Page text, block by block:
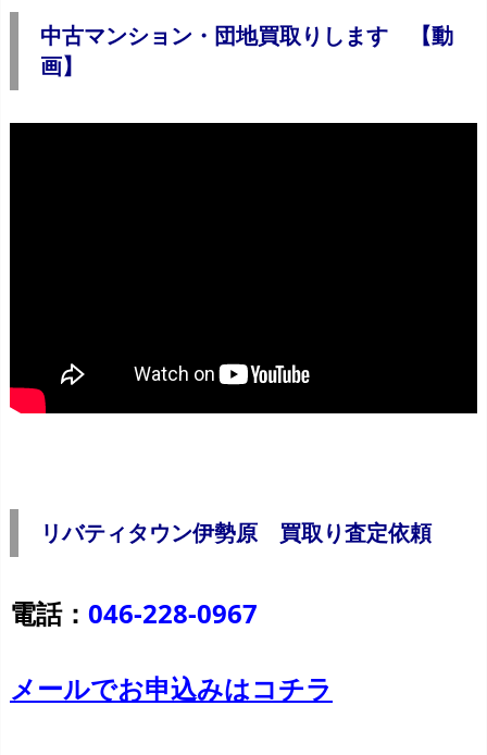
中古マンション・団地買取りします 【動
画】
リバティタウン伊勢原 買取り査定依頼
電話： 046-228-0967
メールでお申込みはコチラ